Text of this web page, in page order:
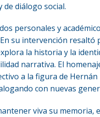
de diálogo social.
personales y
su intervención resaltó
la historia y la
narrativa. El
a la figura de
con nuevas
viva su memoria,